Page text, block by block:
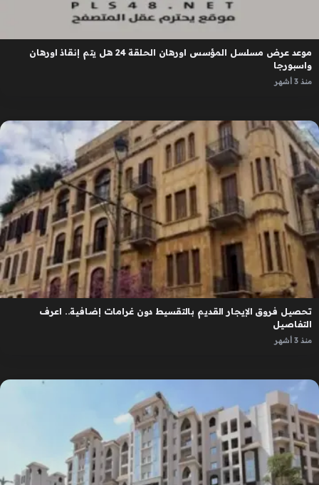
موعد عرض مسلسل المؤسس اورهان الحلقة 24 هل يتم إنقاذ اورهان
واسبورجا
منذ 3 أشهر
تحصيل فروق الإيجار القديم بالتقسيط دون غرامات إضافية.. اعرف
التفاصيل
منذ 3 أشهر